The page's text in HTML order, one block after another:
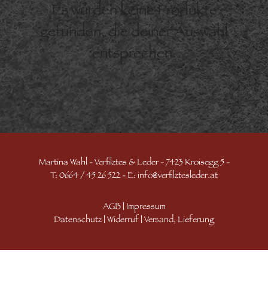
Es wurden keine Produkte
gefunden, die deiner Auswahl
entsprechen.
Martina Wahl - Verfilztes & Leder - 7423 Kroisegg 5 -
T: 0664 / 45 26 522 - E: info@verfilztesleder.at
AGB|Impressum
Datenschutz|Widerruf|Versand, Lieferung